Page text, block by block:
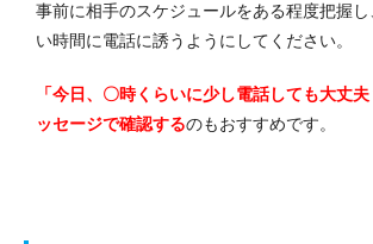
事前に相手のスケジュールをある程度把握
い時間に電話に誘うようにしてください。
「今日、〇時くらいに少し電話しても大丈
ッセージで確認するのもおすすめです。